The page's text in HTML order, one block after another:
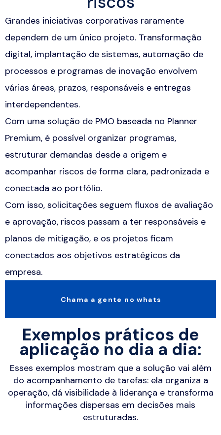
Grandes iniciativas corporativas raramente
dependem de um único projeto. Transformação
digital, implantação de sistemas, automação de
processos e programas de inovação envolvem
várias áreas, prazos, responsáveis e entregas
interdependentes.
Com uma solução de PMO baseada no Planner
Premium, é possível organizar programas,
estruturar demandas desde a origem e
acompanhar riscos de forma clara, padronizada e
conectada ao portfólio.
Com isso, solicitações seguem fluxos de avaliação
e aprovação, riscos passam a ter responsáveis e
planos de mitigação, e os projetos ficam
conectados aos objetivos estratégicos da
empresa.
Chama a gente no whats
Exemplos práticos de
aplicação no dia a dia:
Esses exemplos mostram que a solução vai além
do acompanhamento de tarefas: ela organiza a
operação, dá visibilidade à liderança e transforma
informações dispersas em decisões mais
estruturadas.